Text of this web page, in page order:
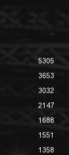
5305
3653
3032
2147
1688
1551
1358